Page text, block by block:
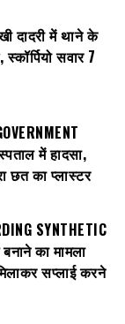
दादरी में थाने के
सवार 7
में हादसा,
छत का प्लास्टर
SYNTHETIC
का मामला
सप्लाई करने